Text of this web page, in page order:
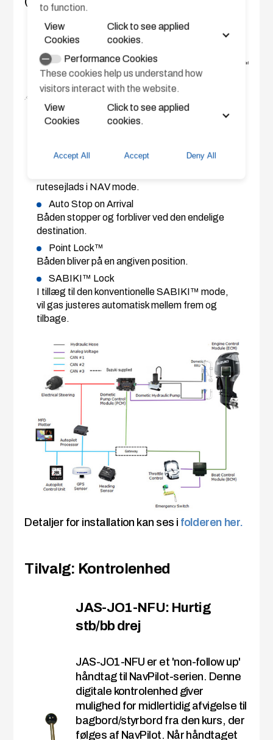
Speed Control
Route Smoothing™
rutesejlads i NAV mode.
Auto Stop on Arrival
Båden stopper og forbliver ved den endelige
destination.
Point Lock™
Båden bliver på en angiven position.
SABIKI™ Lock
I tillæg til den konventionelle SABIKI™ mode,
vil gas justeres automatisk mellem frem og
tilbage.
Detaljer for installation kan ses i folderen her.
Tilvalg: Kontrolenhed
JAS-JO1-NFU: Hurtig
stb/bb drej
JAS-JO1-NFU er et 'non-follow up'
håndtag til NavPilot-serien. Denne
digitale kontrolenhed giver
mulighed for midlertidig afvigelse til
bagbord/styrbord fra den kurs, der
følges af NavPilot. Når håndtaget
to function.
View
Cookies
Click to see applied
cookies.
Performance Cookies
These cookies help us understand how
visitors interact with the website.
View
Cookies
Click to see applied
cookies.
Accept All Accept Deny All